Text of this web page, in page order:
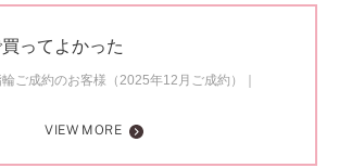
ってよかった
ご成約のお客様（2025年12月ご成約）
VIEW MORE